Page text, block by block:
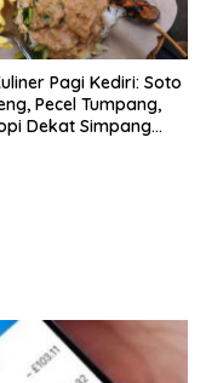
Pagi Kediri: Soto
Pecel Tumpang,
Dekat Simpang